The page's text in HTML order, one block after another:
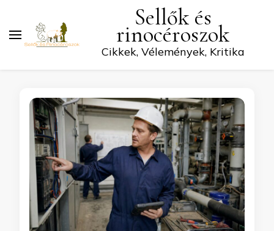
Sellők és
rinocéroszok
Cikkek, Vélemények, Kritika